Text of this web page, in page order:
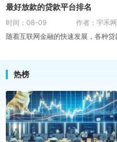
最好放款的贷款平台排名
时间：08-09
作者：宇禾网
热榜